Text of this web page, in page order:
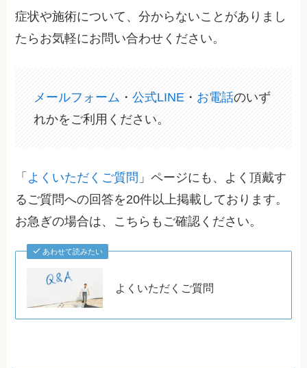
症状や施術について、分からないことがありまし
たらお気軽にお問い合わせください。
メールフォーム ・公式LINE ・ お電話のいず
れかをご利用ください。
「 よくいただくご質問 」ページにも、よく頂戴す
るご質問への回答を20件以上掲載しております。
お急ぎの場合は、こちらもご確認ください。
あわせて読みたい
よくいただくご質問